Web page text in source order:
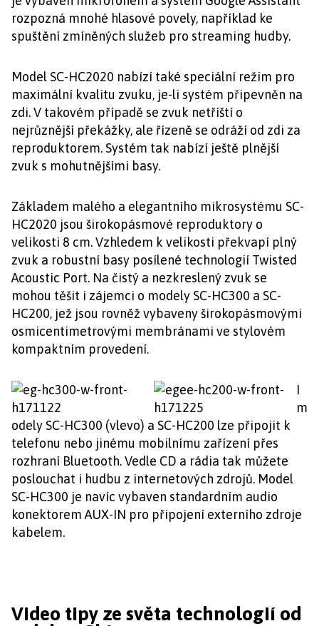
rozpozná mnohé hlasové povely, například ke
spuštění zmíněných služeb pro streaming hudby.
Model SC-HC2020 nabízí také speciální režim pro
maximální kvalitu zvuku, je-li systém připevněn na
zdi. V takovém případě se zvuk netříští o
nejrůznější překážky, ale řízeně se odráží od zdi za
reproduktorem. Systém tak nabízí ještě plnější
zvuk s mohutnějšími basy.
Základem malého a elegantního mikrosystému SC-
HC2020 jsou širokopásmové reproduktory o
velikosti 8 cm. Vzhledem k velikosti překvapí plný
zvuk a robustní basy posílené technologií Twisted
Acoustic Port. Na čistý a nezkreslený zvuk se
mohou těšit i zájemci o modely SC-HC300 a SC-
HC200, jež jsou rovněž vybaveny širokopásmovými
osmicentimetrovými membránami ve stylovém
kompaktním provedení.
I
m
odely SC-HC300 (vlevo) a SC-HC200 lze připojit k
telefonu nebo jinému mobilnímu zařízení přes
rozhraní Bluetooth. Vedle CD a rádia tak můžete
poslouchat i hudbu z internetových zdrojů. Model
SC-HC300 je navíc vybaven standardním audio
konektorem AUX-IN pro připojení externího zdroje
kabelem.
Video tipy ze světa technologií od